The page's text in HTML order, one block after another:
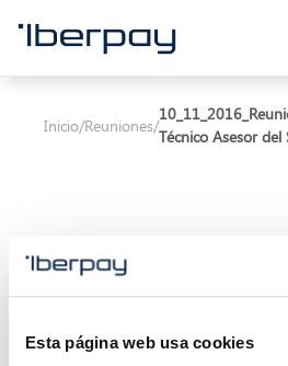
Esta página web usa cookies
Iberpay
Inicio/Reuniones/
Técnico Asesor del
Asesor del SDA